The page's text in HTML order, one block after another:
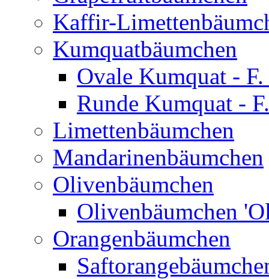
Kaffir-
Kumquatbäumchen
Ovale Kumquat -
Runde Kumquat -
Limettenbäumchen
Mandarinenbäumchen
Olivenbäumchen
Olivenbäumchen
Orangenbäumchen